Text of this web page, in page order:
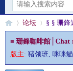
§ »
论坛
›
§ § 珊鋒
≡ 珊鋒咖啡館│Chat
版主: 猪领班, 咪咪貓